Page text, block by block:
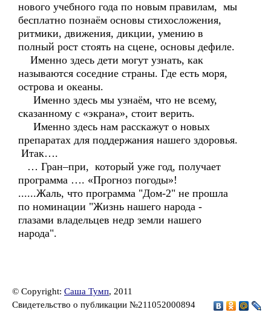
нового учебного года по новым правилам, мы
бесплатно познаём основы стихосложения,
ритмики, движения, дикции, умению в
полный рост стоять на сцене, основы дефиле.
Именно здесь дети могут узнать, как
называются соседние страны. Где есть моря,
острова и океаны.
Именно здесь мы узнаём, что не всему,
сказанному с «экрана», стоит верить.
Именно здесь нам расскажут о новых
препаратах для поддержания нашего здоровья.
Итак….
… Гран–при, который уже год, получает
программа …. «Прогноз погоды»!
......Жаль, что программа "Дом-2" не прошла
по номинации "Жизнь нашего народа -
глазами владельцев недр земли нашего
народа".
© Copyright: Саша Тумп, 2011
Свидетельство о публикации №211052000894